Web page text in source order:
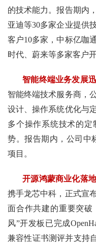
的技术能力。报告期内
亚迪等30多家企业提供
客户10多家，中标亿咖
时代、蔚来等多家客户
智能终端业务发展
智能终端技术服务商，
设计、操作系统优化与
多个操作系统技术的
势。报告期内，公司中
项目。
开源鸿蒙商业化落地
携手龙芯中科，正式宣
面合作共建的重要突破
风”开发板已完成
兼容性证书测评并支持